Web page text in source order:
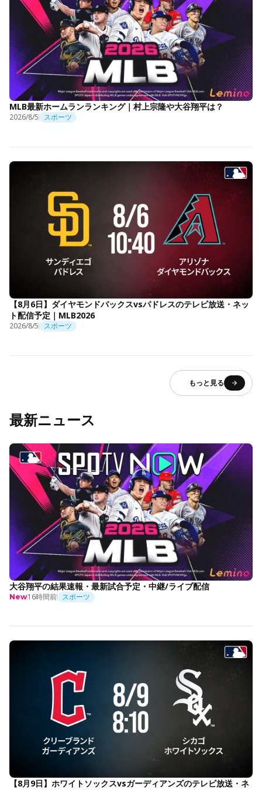
MLB最新ホームランランキング｜村上宗隆や大谷翔平は？
2026/8/5 スポーツ
【8月6日】ダイヤモンドバックスvsパドレスのテレビ放送・ネッ
ト配信予定｜MLB2026
2026/8/5 スポーツ
もっと見る
最新ニュース
大谷翔平の結果速報・最新試合予定・中継/ライブ配信
New16時間前 スポーツ
【8月9日】ホワイトソックスvsガーディアンズのテレビ放送・ネ